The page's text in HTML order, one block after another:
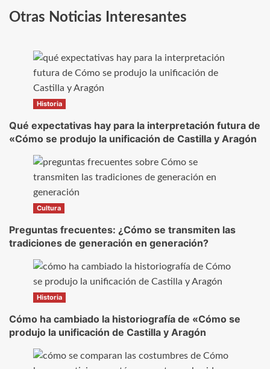
Otras Noticias Interesantes
Historia
Qué expectativas hay para la interpretación futura de
«Cómo se produjo la unificación de Castilla y Aragón
Cultura
Preguntas frecuentes: ¿Cómo se transmiten las
tradiciones de generación en generación?
Historia
Cómo ha cambiado la historiografía de «Cómo se
produjo la unificación de Castilla y Aragón